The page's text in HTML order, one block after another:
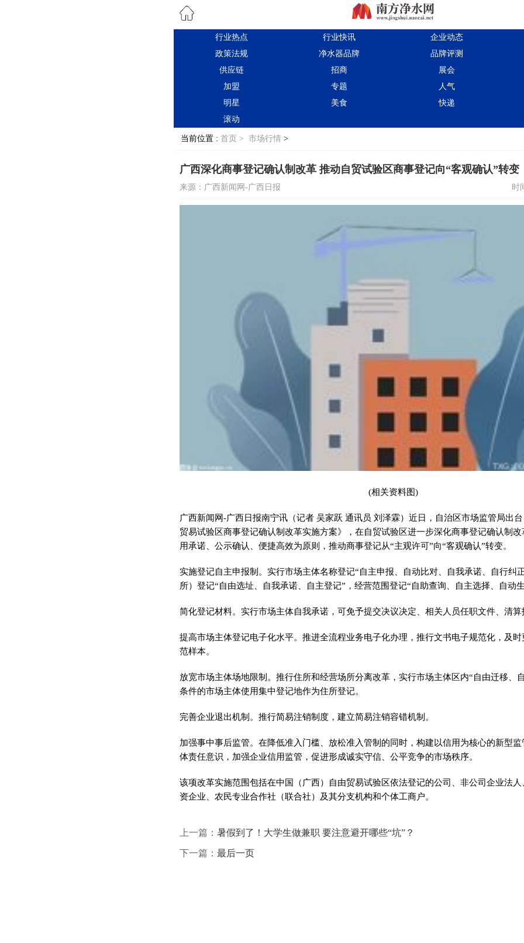
行业热点 行业快讯
企业动态
政策法规
净水器品牌
品牌评测
供应链
招商
展会
加盟
专题
人气
明星
美食
快递
滚动
当前位置 : 首页 > 市场行情 >
广西深化商事登记确认制改革 推动自贸试验区商事登记向“客观确认”转变
来源：广西新闻网-广西日报 时
(相关资料图)
广西新闻网-广西日报南宁讯（记者 吴家跃 通讯员 刘泽霖）近日，自治区市场监管局出
贸易试验区商事登记确认制改革实施方案》，在自贸试验区进一步深化商事登记确认制
用承诺、公示确认、便捷高效为原则，推动商事登记从“主观许可”向“客观确认”转变。
实施登记自主申报制。实行市场主体名称登记“自主申报、自动比对、自我承诺、自行纠
所）登记“自由选址、自我承诺、自主登记”，经营范围登记“自助查询、自主选择、自动
简化登记材料。实行市场主体自我承诺，可免予提交决议决定、相关人员任职文件、清
提高市场主体登记电子化水平。推进全流程业务电子化办理，推行文书电子规范化，及
范样本。
放宽市场主体场地限制。推行住所和经营场所分离改革，实行市场主体区内“自由迁移、
条件的市场主体使用集中登记地作为住所登记。
完善企业退出机制。推行简易注销制度，建立简易注销容错机制。
加强事中事后监管。在降低准入门槛、放松准入管制的同时，构建以信用为核心的新型
体责任意识，加强企业信用监管，促进形成诚实守信、公平竞争的市场秩序。
该项改革实施范围包括在中国（广西）自由贸易试验区依法登记的公司、非公司企业法
资企业、农民专业合作社（联合社）及其分支机构和个体工商户。
上一篇： 暑假到了！大学生做兼职 要注意避开哪些“坑”？
下一篇： 最后一页